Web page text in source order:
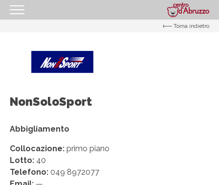
IL CENTRO
I NOSTRI ORARI
PROMOZIONI
NEGOZI
EVENTI
I NOSTRI SERVIZI
Torna indietro
NonSoloSport
Abbigliamento
Collocazione: primo piano
Lotto: 40
Telefono: 049 8972077